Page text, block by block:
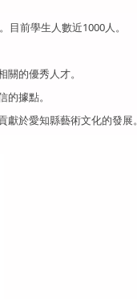
前學生人數近1000人。
的優秀人才。
據點。
於愛知縣藝術文化的發展。